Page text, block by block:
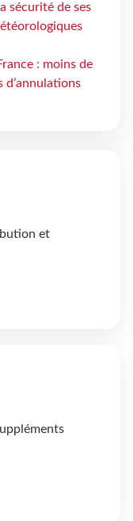
sécurité de ses
: moins de
d’annulations
et